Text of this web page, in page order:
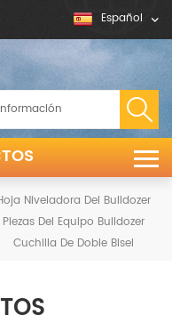
Español
Niveladora Del Bulldozer
Piezas Del Equipo Bulldozer
Cuchilla De Doble Bisel